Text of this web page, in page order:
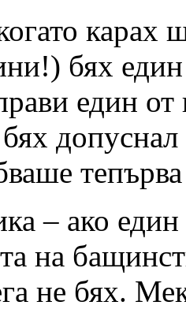
карах
бях
един
– ако
на
не бях.